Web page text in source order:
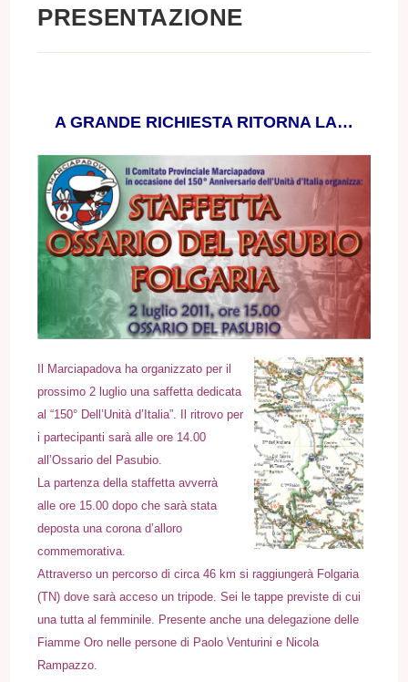
PRESENTAZIONE
A GRANDE RICHIESTA RITORNA LA…
Il Marciapadova ha organizzato per il
prossimo 2 luglio una saffetta dedicata
al “150° Dell’Unità d’Italia”. Il ritrovo per
i partecipanti sarà alle ore 14.00
all’Ossario del Pasubio.
La partenza della staffetta avverrà
alle ore 15.00 dopo che sarà stata
deposta una corona d’alloro
commemorativa.
Attraverso un percorso di circa 46 km si raggiungerà Folgaria
(TN) dove sarà acceso un tripode. Sei le tappe previste di cui
una tutta al femminile. Presente anche una delegazione delle
Fiamme Oro nelle persone di Paolo Venturini e Nicola
Rampazzo.